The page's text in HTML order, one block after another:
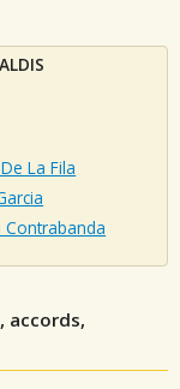
La Fila
Contrabanda
accords,